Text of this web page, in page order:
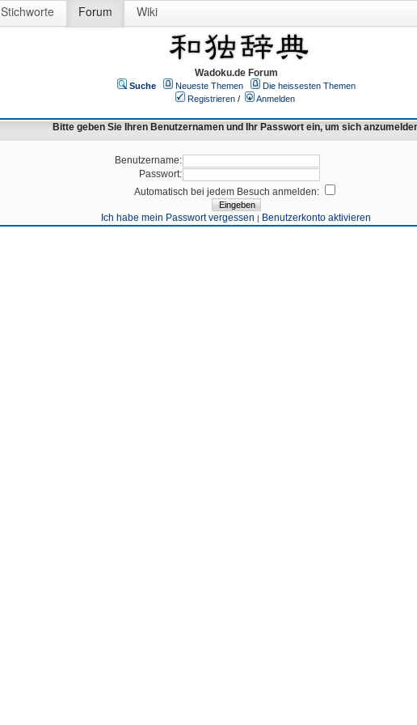
Stichworte Forum Wiki
Wadoku.de Forum
Suche Neueste Themen
Die heissesten Themen
Registrieren /
Anmelden
Bitte geben Sie Ihren Benutzernamen und Ihr Passwort ein, um sich
Benutzername:
Passwort:
Automatisch bei jedem Besuch anmelden:
Ich habe mein Passwort vergessen | Benutzerkonto aktivieren